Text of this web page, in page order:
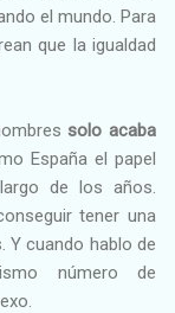
el mundo. Para
que la igualdad
solo acaba
España el papel
de los años.
tener una
Y cuando hablo de
número de